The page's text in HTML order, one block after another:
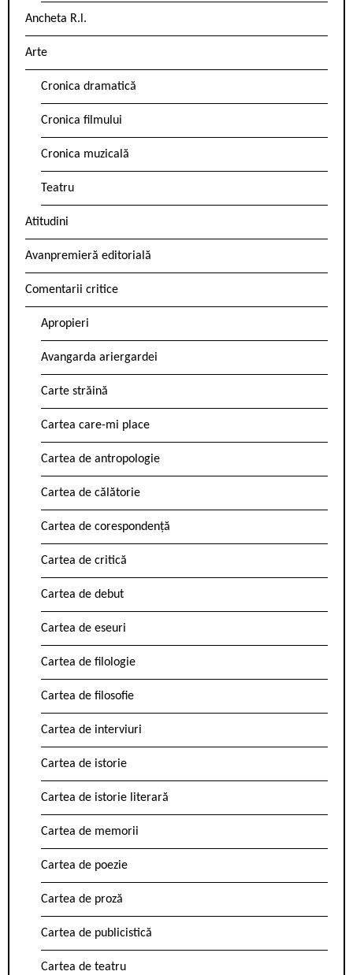
Ancheta R.l.
Arte
Cronica dramatică
Cronica filmului
Cronica muzicală
Teatru
Atitudini
Avanpremieră editorială
Comentarii critice
Apropieri
Avangarda ariergardei
Carte străină
Cartea care-mi place
Cartea de antropologie
Cartea de călătorie
Cartea de corespondență
Cartea de critică
Cartea de debut
Cartea de eseuri
Cartea de filologie
Cartea de filosofie
Cartea de interviuri
Cartea de istorie
Cartea de istorie literară
Cartea de memorii
Cartea de poezie
Cartea de proză
Cartea de publicistică
Cartea de teatru